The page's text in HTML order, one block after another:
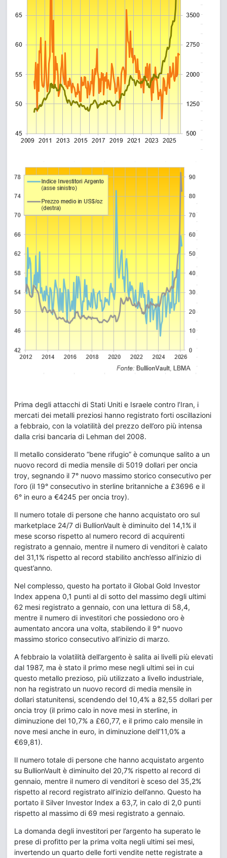
Prima degli attacchi di Stati Uniti e Israele contro l’Iran, i
mercati dei metalli preziosi hanno registrato forti oscillazioni
a febbraio, con la volatilità del prezzo dell’oro più intensa
dalla crisi bancaria di Lehman del 2008.
Il metallo considerato “bene rifugio” è comunque salito a un
nuovo record di media mensile di 5019 dollari per oncia
troy, segnando il 7° nuovo massimo storico consecutivo per
l’oro (il 19° consecutivo in sterline britanniche a £3696 e il
6° in euro a €4245 per oncia troy).
Il numero totale di persone che hanno acquistato oro sul
marketplace 24/7 di BullionVault è diminuito del 14,1% il
mese scorso rispetto al numero record di acquirenti
registrato a gennaio, mentre il numero di venditori è calato
del 31,1% rispetto al record stabilito anch’esso all’inizio di
quest’anno.
Nel complesso, questo ha portato il Global Gold Investor
Index appena 0,1 punti al di sotto del massimo degli ultimi
62 mesi registrato a gennaio, con una lettura di 58,4,
mentre il numero di investitori che possiedono oro è
aumentato ancora una volta, stabilendo il 9° nuovo
massimo storico consecutivo all’inizio di marzo.
A febbraio la volatilità dell’argento è salita ai livelli più elevati
dal 1987, ma è stato il primo mese negli ultimi sei in cui
questo metallo prezioso, più utilizzato a livello industriale,
non ha registrato un nuovo record di media mensile in
dollari statunitensi, scendendo del 10,4% a 82,55 dollari per
oncia troy (il primo calo in nove mesi in sterline, in
diminuzione del 10,7% a £60,77, e il primo calo mensile in
nove mesi anche in euro, in diminuzione dell’11,0% a
€69,81).
Il numero totale di persone che hanno acquistato argento
su BullionVault è diminuito del 20,7% rispetto al record di
gennaio, mentre il numero di venditori è sceso del 35,2%
rispetto al record registrato all’inizio dell’anno. Questo ha
portato il Silver Investor Index a 63,7, in calo di 2,0 punti
rispetto al massimo di 69 mesi registrato a gennaio.
La domanda degli investitori per l’argento ha superato le
prese di profitto per la prima volta negli ultimi sei mesi,
invertendo un quarto delle forti vendite nette registrate a